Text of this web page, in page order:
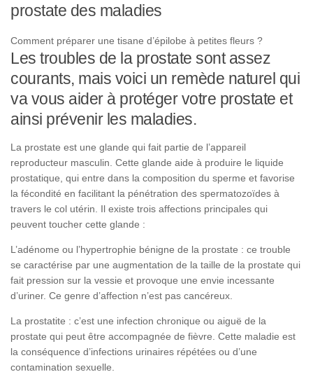
prostate des maladies
Comment préparer une tisane d’épilobe à petites fleurs ?
Les troubles de la prostate sont assez
courants, mais voici un remède naturel qui
va vous aider à protéger votre prostate et
ainsi prévenir les maladies.
La prostate est une glande qui fait partie de l’appareil
reproducteur masculin. Cette glande aide à produire le liquide
prostatique, qui entre dans la composition du sperme et favorise
la fécondité en facilitant la pénétration des spermatozoïdes à
travers le col utérin. Il existe trois affections principales qui
peuvent toucher cette glande :
L’adénome ou l’hypertrophie bénigne de la prostate : ce trouble
se caractérise par une augmentation de la taille de la prostate qui
fait pression sur la vessie et provoque une envie incessante
d’uriner. Ce genre d’affection n’est pas cancéreux.
La prostatite : c’est une infection chronique ou aiguë de la
prostate qui peut être accompagnée de fièvre. Cette maladie est
la conséquence d’infections urinaires répétées ou d’une
contamination sexuelle.